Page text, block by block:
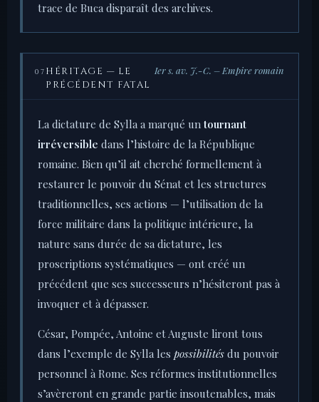
trace de Buca disparaît des archives.
07 HÉRITAGE — LE
PRÉCÉDENT FATAL
Ier s. av. J.-C. – Empire romain
La dictature de Sylla a marqué un tournant
irréversible dans l’histoire de la République
romaine. Bien qu’il ait cherché formellement à
restaurer le pouvoir du Sénat et les structures
traditionnelles, ses actions — l’utilisation de la
force militaire dans la politique intérieure, la
nature sans durée de sa dictature, les
proscriptions systématiques — ont créé un
précédent que ses successeurs n’hésiteront pas à
invoquer et à dépasser.
César, Pompée, Antoine et Auguste liront tous
dans l’exemple de Sylla les possibilités du pouvoir
personnel à Rome. Ses réformes institutionnelles
s’avèreront en grande partie insoutenables, mais